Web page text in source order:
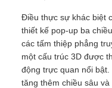
Điều thực sự khác biệt
thiết kế pop-up ba
các tấm thiệp phẳng
một cấu trúc 3D được
động trực quan nổi
tăng thêm chiều sâu